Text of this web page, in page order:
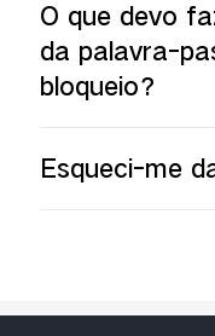
O que devo
da palavra-
bloqueio？
Esqueci-me